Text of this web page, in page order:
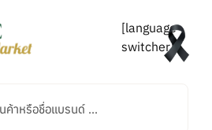
[language-
switcher]